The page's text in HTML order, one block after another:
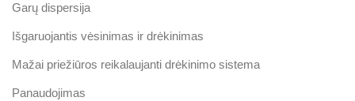
Garų dispersija
Išgaruojantis vėsinimas ir drėkinimas
Mažai priežiūros reikalaujanti drėkinimo sistema
Panaudojimas